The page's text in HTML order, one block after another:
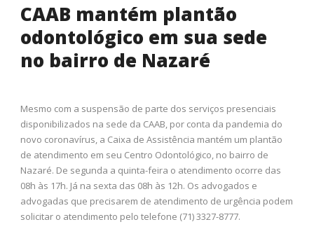
CAAB mantém plantão
odontológico em sua sede
no bairro de Nazaré
Mesmo com a suspensão de parte dos serviços presenciais
disponibilizados na sede da CAAB, por conta da pandemia do
novo coronavírus, a Caixa de Assistência mantém um plantão
de atendimento em seu Centro Odontológico, no bairro de
Nazaré. De segunda a quinta-feira o atendimento ocorre das
08h às 17h. Já na sexta das 08h às 12h. Os advogados e
advogadas que precisarem de atendimento de urgência podem
solicitar o atendimento pelo telefone (71) 3327-8777.